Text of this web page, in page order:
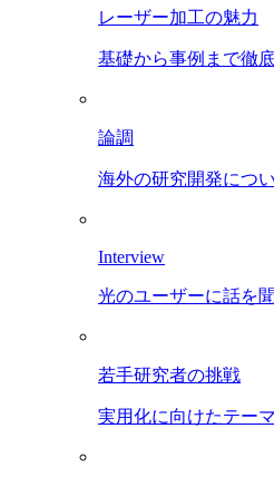
レーザー加工の魅力
基礎から事例まで徹
論調
海外の研究開発につ
Interview
光のユーザーに話を
若手研究者の挑戦
実用化に向けたテー